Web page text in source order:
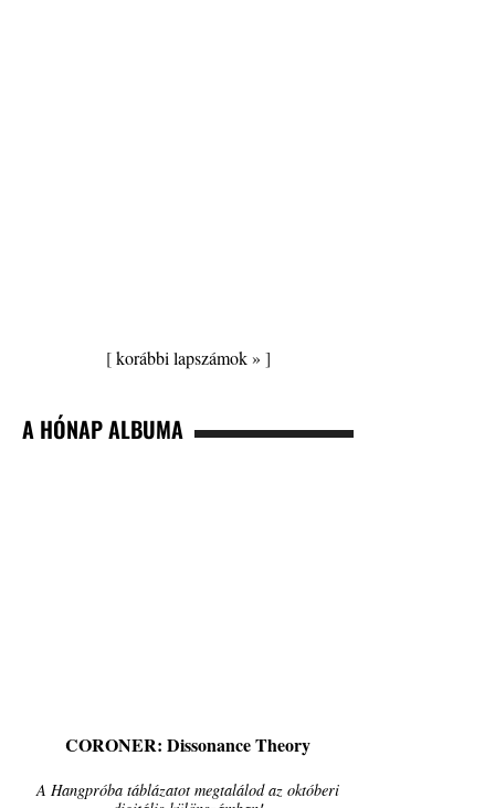
[korábbi lapszámok » ]
A HÓNAP ALBUMA
CORONER: Dissonance Theory
A Hangpróba táblázatot megtalálod az októberi